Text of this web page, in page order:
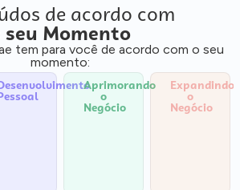
de acordo com
seu Momento
tem para você de acordo com o seu
momento:
Aprimorando
o
Negócio
Expandindo
o
Negócio